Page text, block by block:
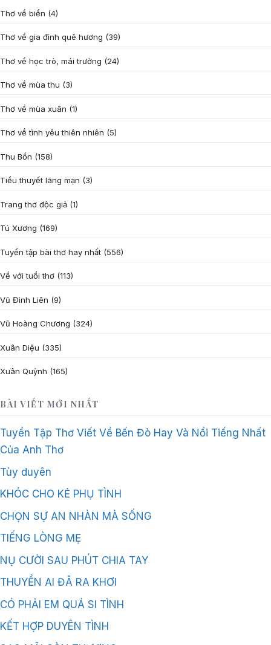
Thơ về biển (4)
Thơ về gia đình quê hương (39)
Thơ về học trò, mái trường (24)
Thơ về mùa thu (3)
Thơ về mùa xuân (1)
Thơ về tình yêu thiên nhiên (5)
Thu Bồn (158)
Tiểu thuyết lãng mạn (3)
Trang thơ độc giả (1)
Tú Xương (169)
Tuyển tập bài thơ hay nhất (556)
Về với tuổi thơ (113)
Vũ Đình Liên (9)
Vũ Hoàng Chương (324)
Xuân Diệu (335)
Xuân Quỳnh (165)
BÀI VIẾT MỚI NHẤT
Tuyển Tập Thơ Viết Về Bến Đò Hay Và Nổi Tiếng Nhất
Của Anh Thơ
Tùy duyên
KHÓC CHO KẺ PHỤ TÌNH
CHỌN SỰ AN NHÀN MÀ SỐNG
TIẾNG LÒNG MẸ
NỤ CƯỜI SAU PHÚT CHIA TAY
THUYỀN AI ĐÃ RA KHƠI
CÓ PHẢI EM QUÁ SI TÌNH
KẾT HỢP DUYÊN TÌNH